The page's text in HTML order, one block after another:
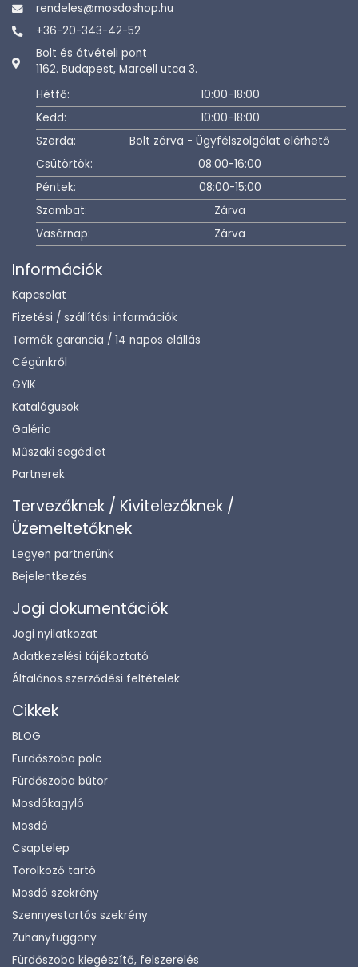
rendeles@mosdoshop.hu
+36-20-343-42-52
Bolt és átvételi pont
1162. Budapest, Marcell utca 3.
Hétfő:
10:00-18:00
Kedd:
10:00-18:00
Szerda:
Bolt zárva - Ügyfélszolgálat elérhető
Csütörtök:
08:00-16:00
Péntek:
08:00-15:00
Szombat:
Zárva
Vasárnap:
Zárva
Információk
Kapcsolat
Fizetési / szállítási információk
Termék garancia / 14 napos elállás
Cégünkről
GYIK
Katalógusok
Galéria
Műszaki segédlet
Partnerek
Tervezőknek / Kivitelezőknek /
Üzemeltetőknek
Legyen partnerünk
Bejelentkezés
Jogi dokumentációk
Jogi nyilatkozat
Adatkezelési tájékoztató
Általános szerződési feltételek
Cikkek
BLOG
Fürdőszoba polc
Fürdőszoba bútor
Mosdókagyló
Mosdó
Csaptelep
Törölköző tartó
Mosdó szekrény
Szennyestartós szekrény
Zuhanyfüggöny
Fürdőszoba kiegészítő, felszerelés